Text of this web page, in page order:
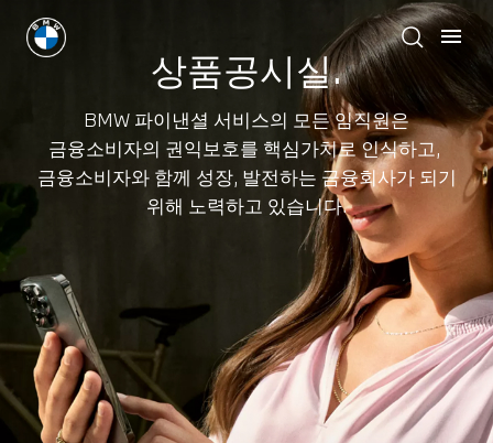
상품공시실.
BMW 파이낸셜 서비스의 모든 임직원은
금융소비자의 권익보호를 핵심가치로 인식하고,
금융소비자와 함께 성장, 발전하는 금융회사가 되기
위해 노력하고 있습니다.